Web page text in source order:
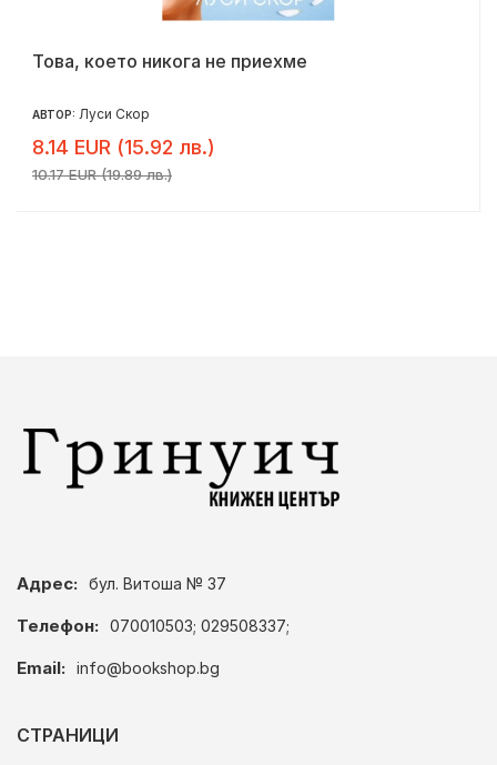
Това, което никога не приехме
АВТОР: Луси Скор
8.14 EUR (15.92 лв.)
10.17 EUR (19.89 лв.)
Адрес: бул. Витоша № 37
Телефон: 070010503; 029508337;
Email: info@bookshop.bg
СТРАНИЦИ